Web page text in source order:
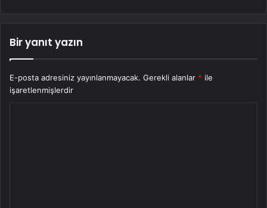
Bir yanıt yazın
E-posta adresiniz yayınlanmayacak. Gerekli alanlar * ile
işaretlenmişlerdir